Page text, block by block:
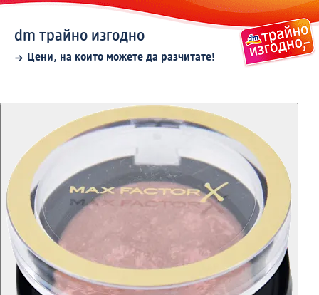
dm трайно изгодно
Цени, на които можете да разчитате!